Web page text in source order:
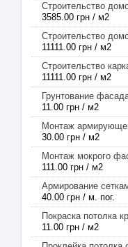
Строительство
3585.00 грн / м2
Строительство
11111.00 грн / м2
Строительство
11111.00 грн / м2
Грунтование
11.00 грн / м2
Монтаж
30.00 грн / м2
Монтаж мокрого
111.00 грн / м2
Армирование
40.00 грн / м. пог.
Покраска потолка
11.00 грн / м2